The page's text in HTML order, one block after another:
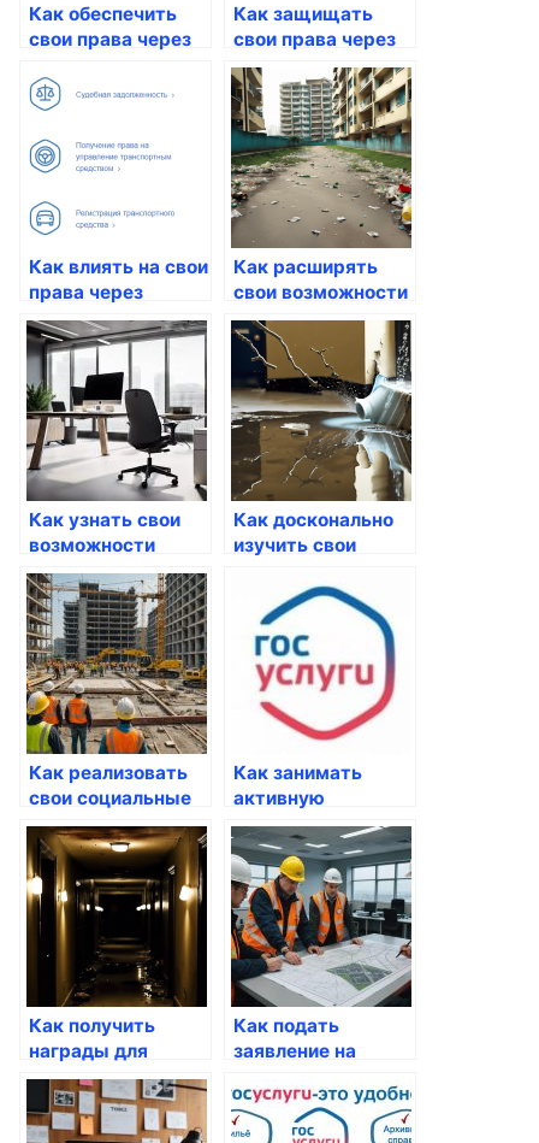
Как обеспечить
свои права через
Как защищать
свои права через
Госуслуги
Как влиять на свои
права через
госуслуги
Как расширять
свои возможности
через госуслуги
Как узнать свои
возможности
через Госуслуги
Как досконально
изучить свои
данные через
Госуслуги
Как реализовать
свои социальные
паттерны через
госуслуги
Как занимать
активную
жизненную
позицию через
Госуслуги
Как получить
награды для
молодежи через
сервис госуслуг
Как подать
заявление на
выход на пенсию